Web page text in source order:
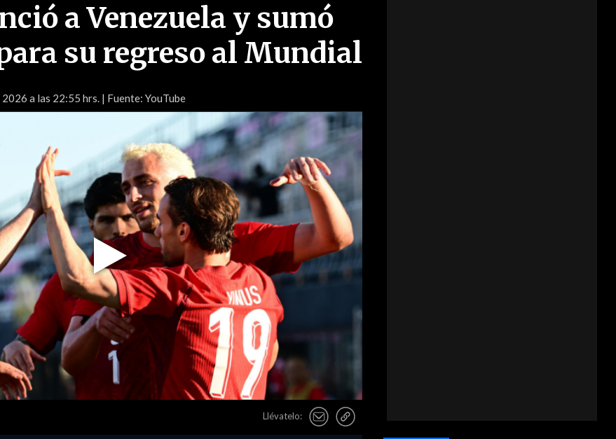
a Venezuela y sumó
su regreso al Mundial
2026 a las 22:55 hrs. | Fuente: YouTube
Play
Video
Llévatelo: